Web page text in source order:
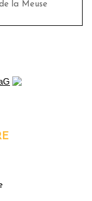
la Meuse